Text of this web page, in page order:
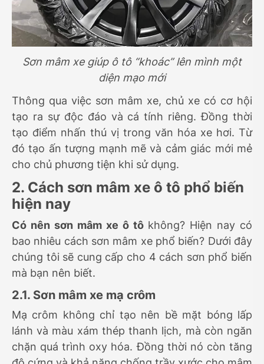
Sơn mâm xe giúp ô tô “khoác” lên mình một
diện mạo mới
Thông qua việc sơn mâm xe, chủ xe có cơ hội
tạo ra sự độc đáo và cá tính riêng. Đồng thời
tạo điểm nhấn thú vị trong văn hóa xe hơi. Từ
đó tạo ấn tượng mạnh mẽ và cảm giác mới mẻ
cho chủ phương tiện khi sử dụng.
2. Cách sơn mâm xe ô tô phổ biến
hiện nay
Có nên sơn mâm xe ô tô không? Hiện nay có
bao nhiêu cách sơn mâm xe phổ biến? Dưới đây
chúng tôi sẽ cung cấp cho 4 cách sơn phổ biến
mà bạn nên biết.
2.1. Sơn mâm xe mạ crôm
Mạ crôm không chỉ tạo nên bề mặt bóng lấp
lánh và màu xám thép thanh lịch, mà còn ngăn
chặn quá trình oxy hóa. Đồng thời nó còn tăng